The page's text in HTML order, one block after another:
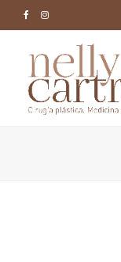
FacebookInstagram